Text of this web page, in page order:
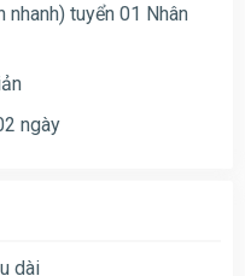
tuyển 01 Nhân
ngày
dài